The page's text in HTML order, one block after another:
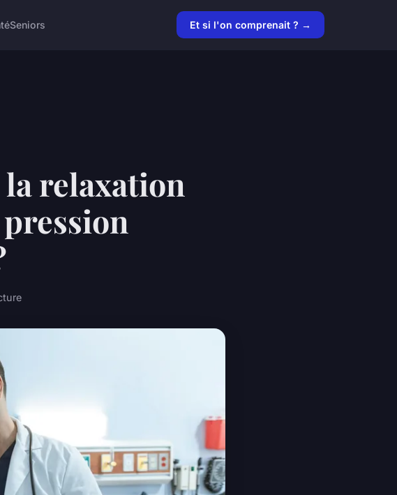
Seniors Et si l'on comprenait ? →
la relaxation